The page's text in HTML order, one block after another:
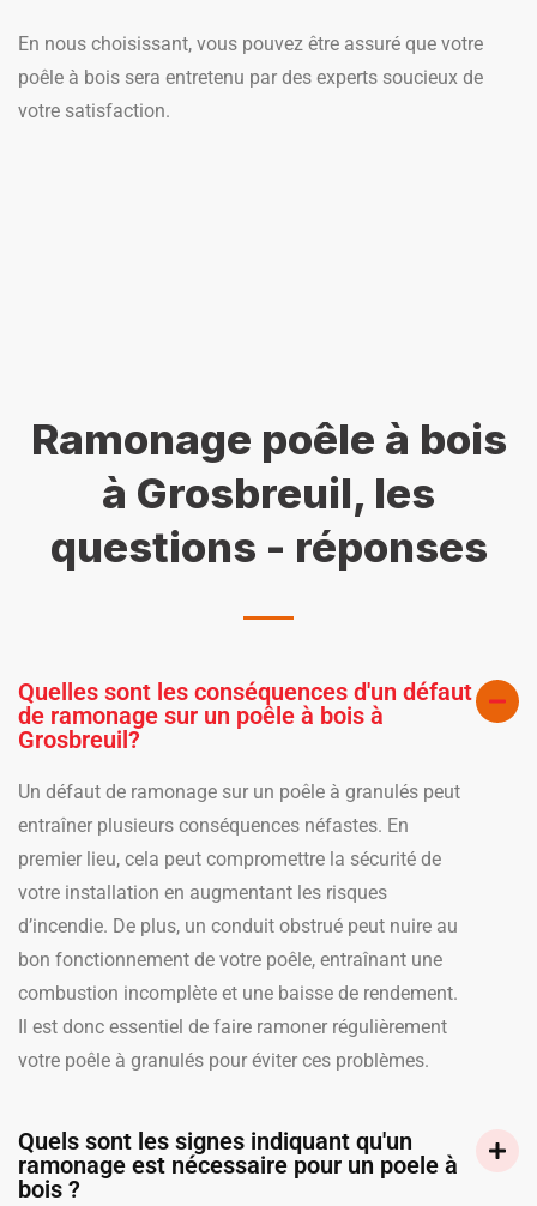
En nous choisissant, vous pouvez être assuré que votre
poêle à bois sera entretenu par des experts soucieux de
votre satisfaction.
Ramonage poêle à bois
à Grosbreuil, les
questions - réponses
Quelles sont les conséquences d'un défaut
de ramonage sur un poêle à bois à
Grosbreuil?
Un défaut de ramonage sur un poêle à granulés peut
entraîner plusieurs conséquences néfastes. En
premier lieu, cela peut compromettre la sécurité de
votre installation en augmentant les risques
d’incendie. De plus, un conduit obstrué peut nuire au
bon fonctionnement de votre poêle, entraînant une
combustion incomplète et une baisse de rendement.
Il est donc essentiel de faire ramoner régulièrement
votre poêle à granulés pour éviter ces problèmes.
Quels sont les signes indiquant qu'un
ramonage est nécessaire pour un poele à
bois ?